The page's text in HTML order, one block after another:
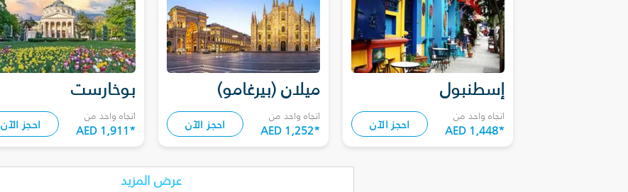
إسطنبول
اتجاه واحد من
AED 1,448* احجز الآن
ميلان (بيرغامو)
اتجاه واحد من
AED 1,252* احجز الآن
بوخارست
اتجاه واحد من
AED 1,911* احجز الآن
عرض المزيد